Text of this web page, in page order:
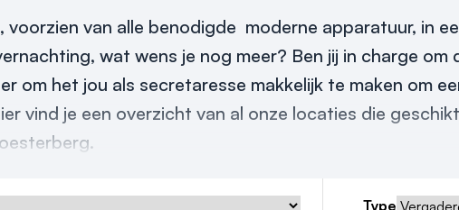
van alle benodigde moderne apparatuur, in
wat wens je nog meer? Ben jij in charge om
om het jou als secretaresse makkelijk te maken om
vind je een overzicht van al onze locaties die
Type